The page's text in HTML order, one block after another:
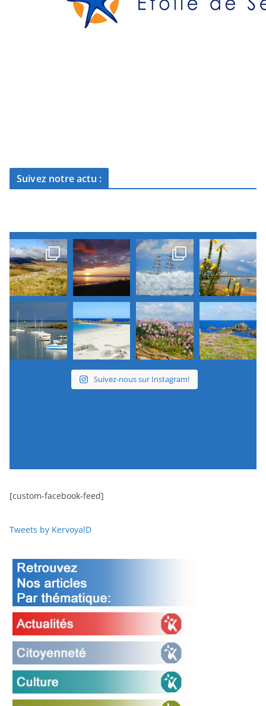
Suivez notre actu :
Suivez-nous sur Instagram!
[custom-facebook-feed]
Tweets by KervoyalD